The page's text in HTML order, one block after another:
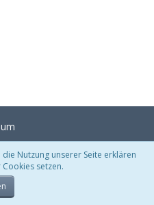
, erstellt vonKittMedia
Nutzung unserer Seite erklären
setzen.